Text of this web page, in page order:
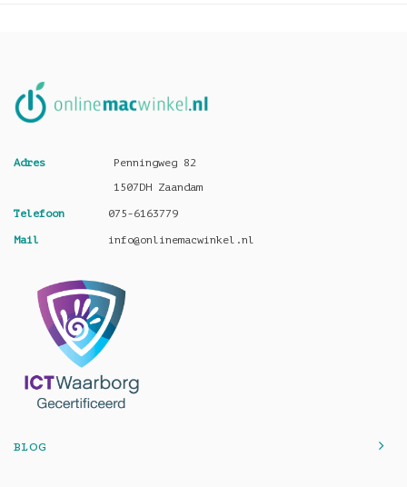
Adres
Penningweg 82
1507DH Zaandam
Telefoon 075-6163779
Mail info@onlinemacwinkel.nl
BLOG